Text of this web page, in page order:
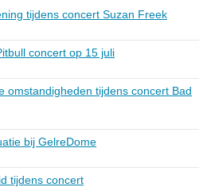
tijdens concert Suzan Freek
concert op 15 juli
omstandigheden tijdens concert Bad
bij GelreDome
tijdens concert